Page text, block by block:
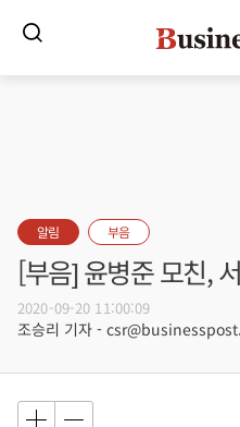
알림 부음
[부음] 윤병준 모친,
2020-09-20 11:00:09
조승리 기자 -